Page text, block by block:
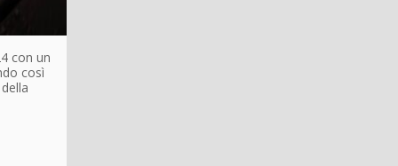
con un
così